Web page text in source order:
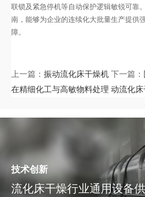
联锁及紧急停机等自动保护逻辑敏锐可靠
南，能够为企业的连续化大批量生产提供
障。
上一篇：振动流化床干燥机
在精细化工与高敏物料处理
下一篇：
动流化
技术创新
流化床干燥行业通用设备